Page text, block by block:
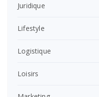
Juridique
Lifestyle
Logistique
Loisirs